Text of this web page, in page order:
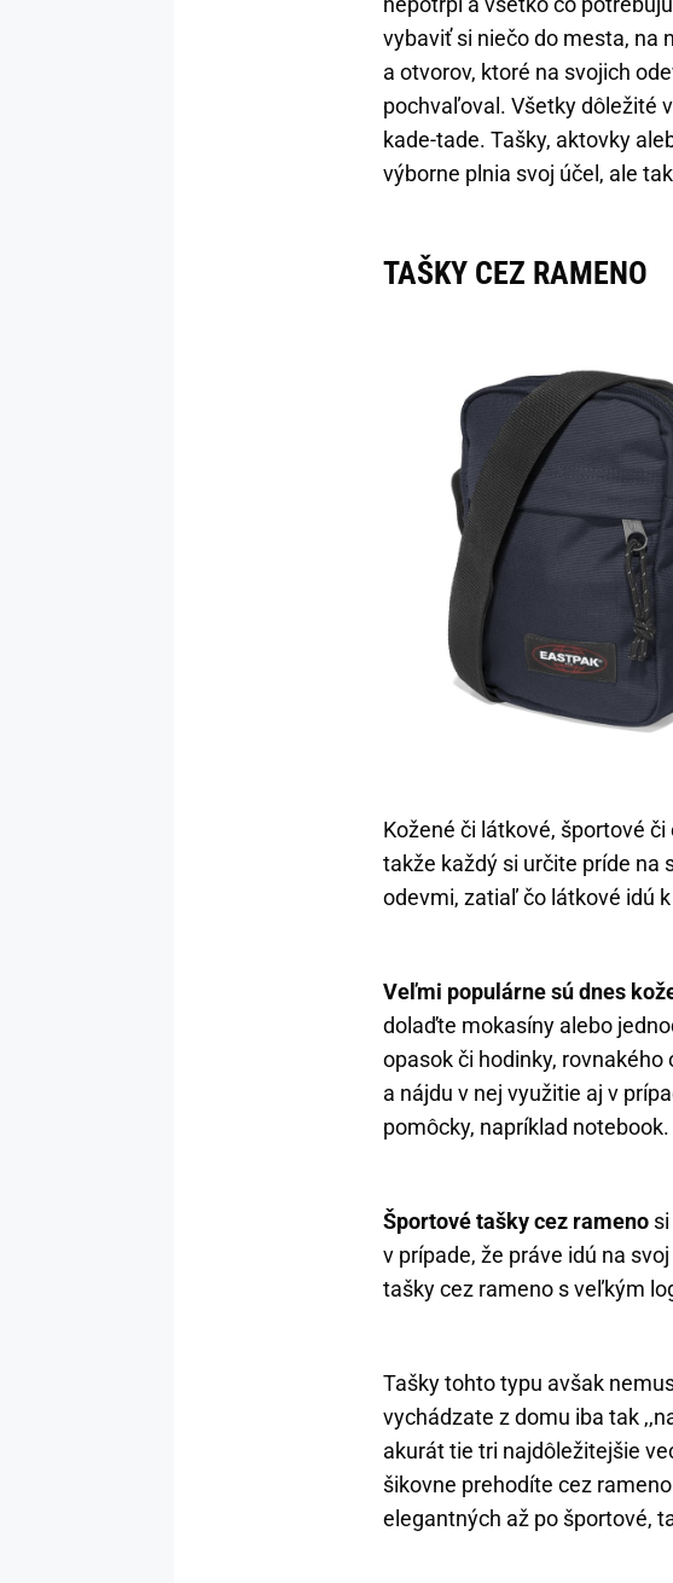
vybaviť si niečo do mesta, na
a otvorov, ktoré na svojich
pochvaľoval. Všetky dôležité
kade-tade. Tašky, aktovky
výborne plnia svoj účel, ale
TAŠKY CEZ RAMENO
Kožené či látkové, športové
takže každý si určite príde na
odevmi, zatiaľ čo látkové idú
Veľmi populárne sú dnes
dolaďte mokasíny alebo
opasok či hodinky,
a nájdu v nej využitie aj v
pomôcky, napríklad notebook.
Športové tašky cez ramenosi
v prípade, že práve idú na
tašky cez rameno s veľkým
Tašky tohto typu avšak
vychádzate z domu iba tak
akurát tie tri najdôležitejšie
šikovne prehodíte cez
elegantných až po športové,